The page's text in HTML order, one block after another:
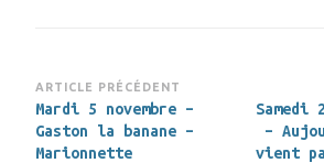
Navigation
d’article
ARTICLE PRÉCÉDENT
Mardi 5 novembre –
Gaston la banane –
Marionnette
–
vient